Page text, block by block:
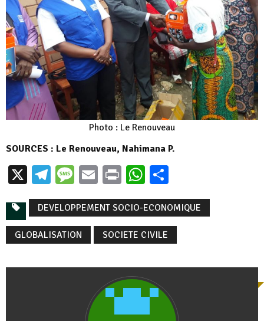
Photo : Le Renouveau
SOURCES : Le Renouveau, Nahimana P.
X Telegram
Message
EmailPrintWhatsApp
DEVELOPPEMENT SOCIO-ECONOMIQUE
GLOBALISATION SOCIETE CIVILE